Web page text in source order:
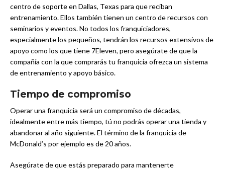
centro de soporte en Dallas, Texas para que reciban
entrenamiento. Ellos también tienen un centro de recursos con
seminarios y eventos. No todos los franquiciadores,
especialmente los pequeños, tendrán los recursos extensivos de
apoyo como los que tiene 7Eleven, pero asegúrate de que la
compañía con la que comprarás tu franquicia ofrezca un sistema
de entrenamiento y apoyo básico.
Tiempo de compromiso
Operar una franquicia será un compromiso de décadas,
idealmente entre más tiempo, tú no podrás operar una tienda y
abandonar al año siguiente. El término de la franquicia de
McDonald’s por ejemplo es de 20 años.
Asegúrate de que estás preparado para mantenerte